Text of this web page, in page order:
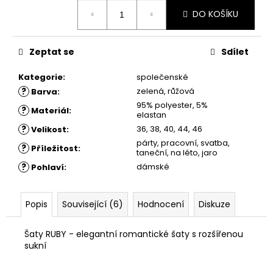
DO KOŠÍKU
Kategorie: společenské
? Barva: zelená, růžová
? Materiál:
95% polyester, 5%
elastan
? Velikost: 36, 38, 40, 44, 46
? Příležitost:
párty, pracovní, svatba,
taneční, na léto, jaro
? Pohlaví: dámské
Zeptat se Sdílet
Popis Související (6) Hodnocení Diskuze
Šaty RUBY - elegantní romantické šaty s rozšířenou
sukní
e
ŠATY
DOLORES
LETNÍ
ŠATY
880
Kč